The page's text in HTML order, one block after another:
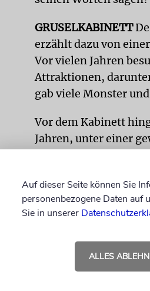
GRUSELKABINETT
erzählt da­zu von
Vor vielen Jahren
Attraktionen,
gab viele Monster
Vor dem Kabinett
Jahren, un­ter einer
Nachdem der Mann
schnell an diesem
bemerkte er unter all
sieben Jahre alt war.
Auf dieser Seite können Sie
personenbezogene Daten auf
Sie in unserer
ALLES